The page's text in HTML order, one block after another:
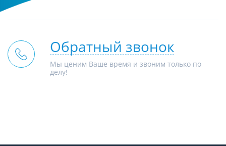
Обратный звонок
Мы ценим Ваше время и звоним только по
делу!